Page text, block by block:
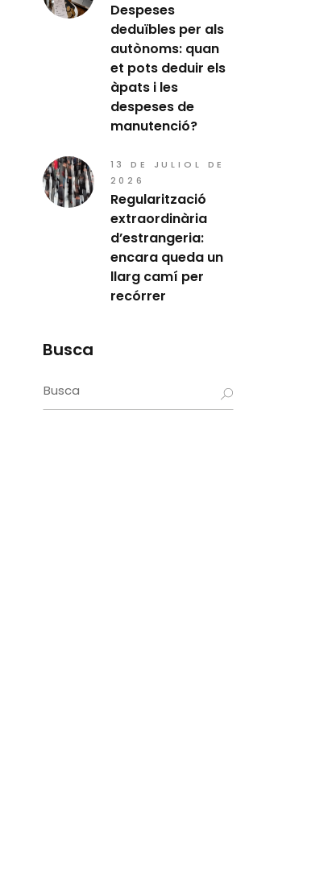
Despeses
deduïbles per als
autònoms: quan
et pots deduir els
àpats i les
despeses de
manutenció?
13 DE JULIOL DE
2026
Regularització
extraordinària
d’estrangeria:
encara queda un
llarg camí per
recórrer
Busca
Search
for: